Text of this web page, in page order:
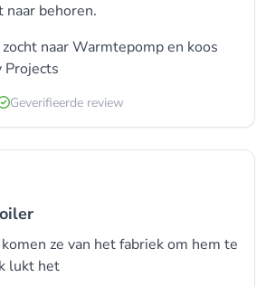
behoren.
naar Warmtepomp en koos
Projects
Geverifieerde review
ze van het fabriek om hem te
lukt het